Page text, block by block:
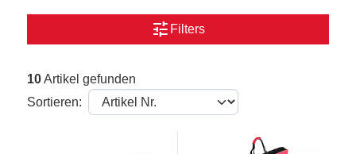
tune Filters
10Artikel gefunden
Sortieren: